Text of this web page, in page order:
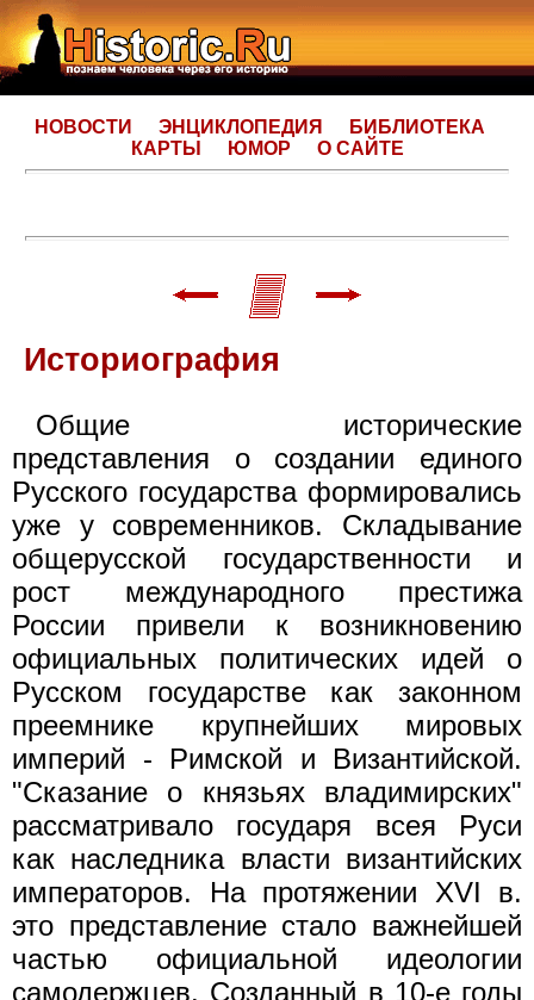
НОВОСТИ ЭНЦИКЛОПЕДИЯ
БИБЛИОТЕКА
КАРТЫ
ЮМОР О САЙТЕ
Историография
Общие исторические
представления о создании единого
Русского государства формировались
уже у современников. Складывание
общерусской государственности и
рост международного престижа
России привели к возникновению
официальных политических идей о
Русском государстве как законном
преемнике крупнейших мировых
империй - Римской и Византийской.
"Сказание о князьях владимирских"
рассматривало государя всея Руси
как наследника власти византийских
императоров. На протяжении XVI в.
это представление стало важнейшей
частью официальной идеологии
самодержцев. Созданный в 10-е годы